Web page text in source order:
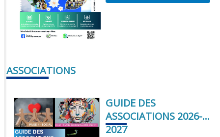
ASSOCIATIONS
GUIDE DES
ASSOCIATIONS 2026-
2027